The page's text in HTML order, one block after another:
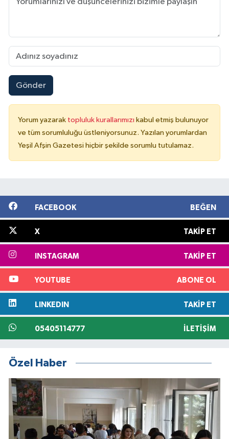
Gönder
Yorum yazarak topluluk kurallarımızı kabul etmiş bulunuyor
ve tüm sorumluluğu üstleniyorsunuz. Yazılan yorumlardan
Yeşil Afşin Gazetesi hiçbir şekilde sorumlu tutulamaz.
FACEBOOK BEĞEN
X TAKIP ET
INSTAGRAM TAKIP ET
YOUTUBE ABONE OL
LINKEDIN TAKIP ET
05405114777 İLETIŞIM
Özel Haber